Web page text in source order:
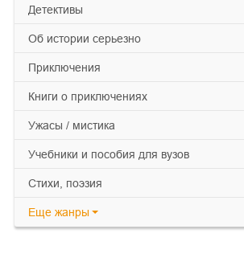
детективы
об истории серьезно
приключения
книги о приключениях
ужасы / мистика
учебники и пособия для вузов
cтихи, поэзия
Еще жанры